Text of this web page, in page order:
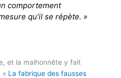
comportement
qu’il se répète. »
et la malhonnête y fait
« La fabrique des fausses